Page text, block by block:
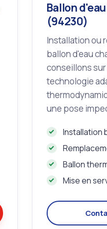
Ballon
(94230)
Installation ou
ballon d'eau
conseillons
technologie
une pose
Installation
Ballon
Mise en